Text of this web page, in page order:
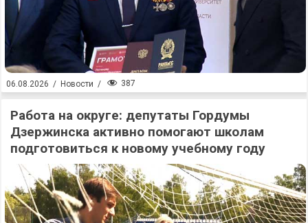
06.08.2026 / Новости / 387
Работа на округе: депутаты Гордумы
Дзержинска активно помогают школам
подготовиться к новому учебному году